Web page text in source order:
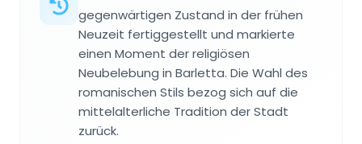
gegenwärtigen Zustand in der frühen
Neuzeit fertiggestellt und markierte
einen Moment der religiösen
Neubelebung in Barletta. Die Wahl des
romanischen Stils bezog sich auf die
mittelalterliche Tradition der Stadt
zurück.